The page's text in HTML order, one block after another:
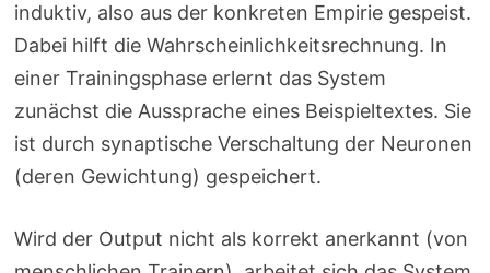
induktiv, also aus der konkreten Empirie gespeist.
Dabei hilft die Wahrscheinlichkeitsrechnung. In
einer Trainingsphase erlernt das System
zunächst die Aussprache eines Beispieltextes. Sie
ist durch synaptische Verschaltung der Neuronen
(deren Gewichtung) gespeichert.
Wird der Output nicht als korrekt anerkannt (von